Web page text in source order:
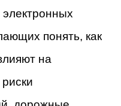
понять, как
на